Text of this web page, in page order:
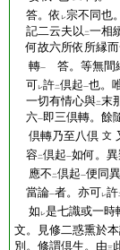
答。依 レ宗不同也
記二云夫以 二一相
何故六所依所縁
轉一
答。等無間
可レ許二倶起一也。
一切有情心與二末
六一即三倶轉。餘
倶轉乃至八倶 文
容二倶起一如何。
應不 二倶起一便同
當論一者。亦可レ許
如 レ是七識或一時
文。見修二惑熏於
別。修謂倶生。由三